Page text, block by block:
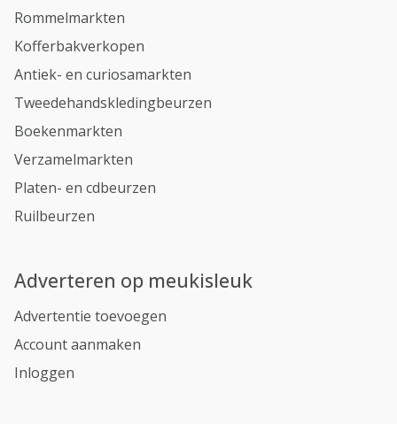
Rommelmarkten
Kofferbakverkopen
Antiek- en curiosamarkten
Tweedehandskledingbeurzen
Boekenmarkten
Verzamelmarkten
Platen- en cdbeurzen
Ruilbeurzen
Adverteren op meukisleuk
Advertentie toevoegen
Account aanmaken
Inloggen